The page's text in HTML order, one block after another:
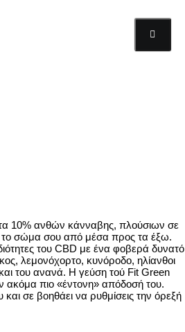
10% ανθών κάνναβης, πλούσιων σε
το σώμα σου από μέσα προς τα έξω.
του CBD με ένα φοβερά δυνατό
λεμονόχορτο, κυνόροδο, ηλίανθοι
του ανανά. Η γεύση τού Fit Green
ακόμα πιο «έντονη» απόδοσή του.
σε βοηθάει να ρυθμίσεις την όρεξή